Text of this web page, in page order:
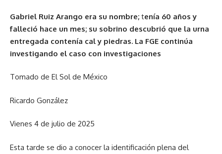
Gabriel Ruiz Arango era su nombre; tenía 60 años y
falleció hace un mes; su sobrino descubrió que la urna
entregada contenía cal y piedras. La FGE continúa
investigando el caso con investigaciones
Tomado de El Sol de México
Ricardo González
Vienes 4 de julio de 2025
Esta tarde se dio a conocer la identificación plena del